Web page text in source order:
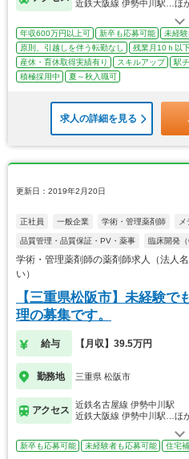
近鉄大阪線 伊勢中川駅…ほ
年収600万円以上可 新卒も応募可能
未経
原則、引越しを伴う転勤なし
残業月10ｈ以下
産休・育休取得実績有り
スキルアップ 駅
積極採用中
夏～秋入職可
求人の詳細を見る
更新日：2019年2月20日
正社員 一般企業 学術・管理薬剤師 メ
品質管理・品質保証・PV・薬事 臨床開発
学術・管理薬剤師の薬剤師求人（法
い）
【三重県松阪市】未経験
理の募集です。
給与 【月収】39.5万円
勤務地 三重県 松阪市
アクセス
近鉄名古屋線 伊勢中川駅
近鉄大阪線 伊勢中川駅…ほ
新卒も応募可能 未経験者も応募可能 住宅